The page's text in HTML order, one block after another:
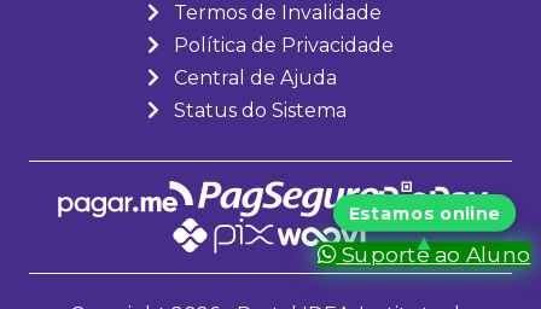
Suporte ao Aluno
Termos de Invalidade
Política de Privacidade
Central de Ajuda
Status do Sistema